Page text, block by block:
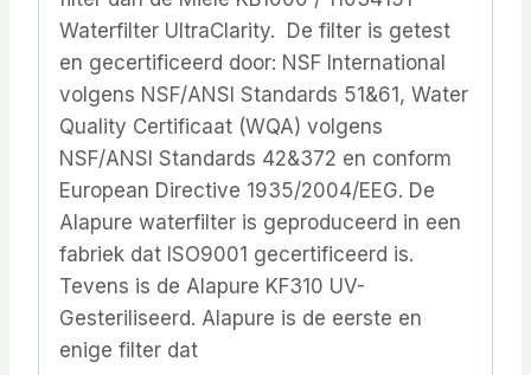
Waterfilter UltraClarity. De filter is getest
en gecertificeerd door: NSF International
volgens NSF/ANSI Standards 51&61, Water
Quality Certificaat (WQA) volgens
NSF/ANSI Standards 42&372 en conform
European Directive 1935/2004/EEG. De
Alapure waterfilter is geproduceerd in een
fabriek dat ISO9001 gecertificeerd is.
Tevens is de Alapure KF310 UV-
Gesteriliseerd. Alapure is de eerste en
enige filter dat